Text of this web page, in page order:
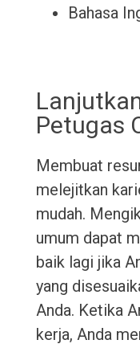
Bahasa
Petugas
Membuat
melejitkan
mudah.
umum dapat
baik lagi jika
yang
Anda. Ketika
kerja, Anda